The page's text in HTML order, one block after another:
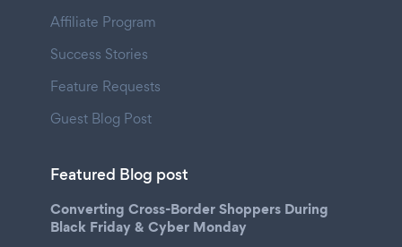
Affiliate Program
Success Stories
Feature Requests
Guest Blog Post
Featured Blog post
Converting Cross-Border Shoppers During
Black Friday & Cyber Monday